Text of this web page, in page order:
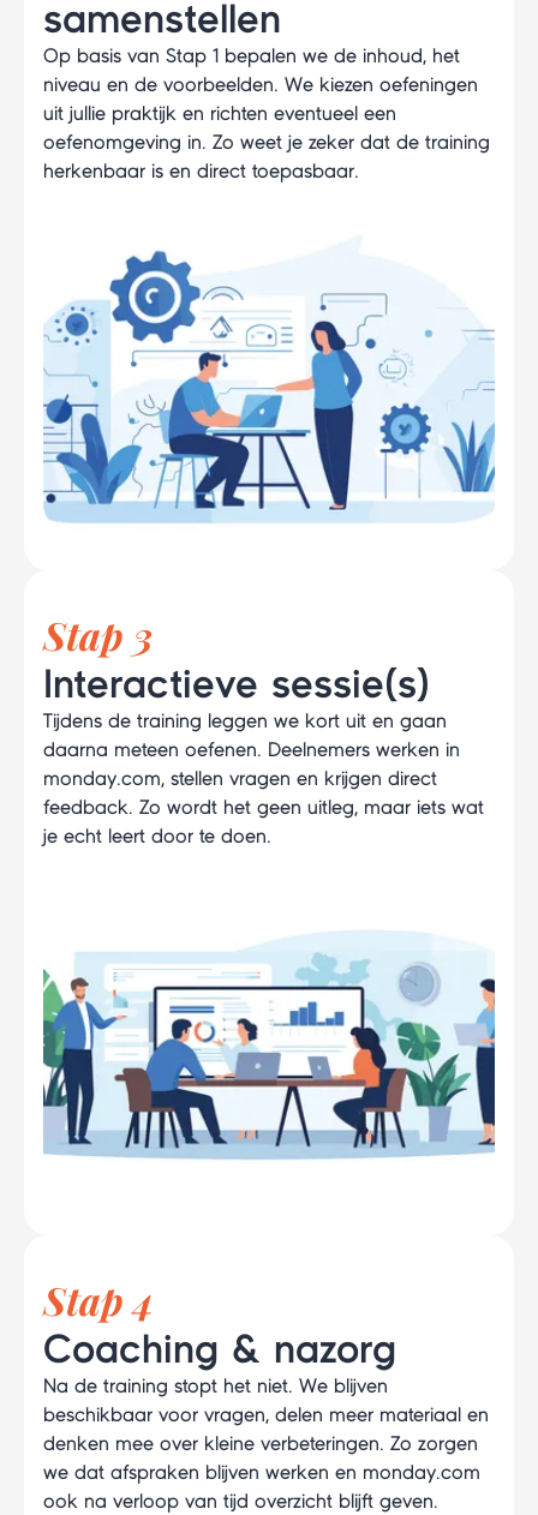
samenstellen
Op basis van Stap 1 bepalen we de inhoud, het
niveau en de voorbeelden. We kiezen oefeningen
uit jullie praktijk en richten eventueel een
oefenomgeving in. Zo weet je zeker dat de training
herkenbaar is en direct toepasbaar.
Stap 3
Interactieve sessie(s)
Tijdens de training leggen we kort uit en gaan
daarna meteen oefenen. Deelnemers werken in
monday.com, stellen vragen en krijgen direct
feedback. Zo wordt het geen uitleg, maar iets wat
je echt leert door te doen.
Stap 4
Coaching & nazorg
Na de training stopt het niet. We blijven
beschikbaar voor vragen, delen meer materiaal en
denken mee over kleine verbeteringen. Zo zorgen
we dat afspraken blijven werken en monday.com
ook na verloop van tijd overzicht blijft geven.